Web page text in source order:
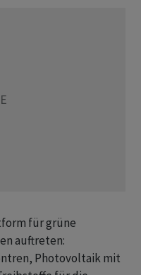
für grüne
auftreten:
Photovoltaik mit